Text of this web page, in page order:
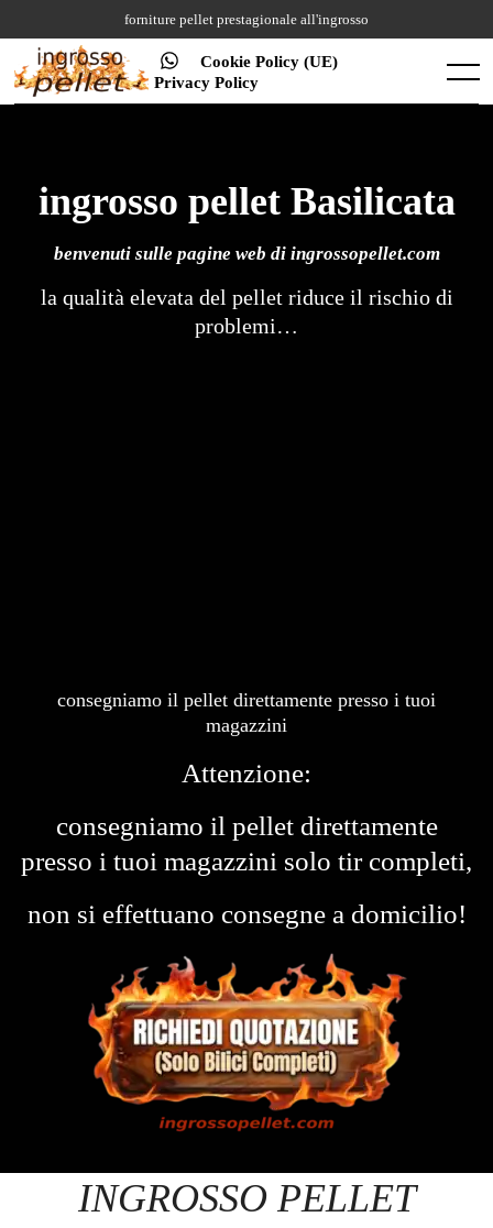
content
forniture pellet prestagionale all'ingrosso
Menu
Cookie Policy (UE)
Privacy Policy
ingrosso pellet Basilicata
benvenuti sulle pagine web di ingrossopellet.com
la qualità elevata del pellet riduce il rischio di
problemi…
consegniamo il pellet direttamente presso i tuoi
magazzini
Attenzione:
consegniamo il pellet direttamente
presso i tuoi magazzini solo tir completi,
non si effettuano consegne a domicilio!
INGROSSO PELLET